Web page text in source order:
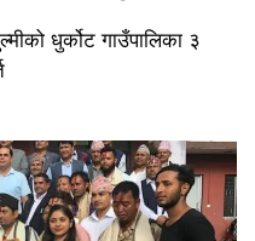
धुर्कोट गाउँपालिका ३